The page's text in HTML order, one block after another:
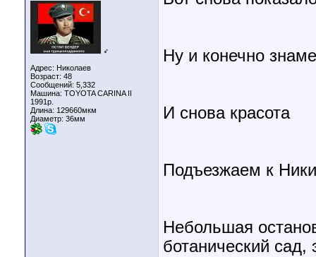
♂
Адрес: Николаев
Возраст: 48
Сообщений: 5,332
Машина: TOYOTA CARINA II
1991р.
Длина: 129660мкм
Диаметр: 36мм
Ну и конечно
И снова красота
Подъезжаем к
Небольшая
ботанический